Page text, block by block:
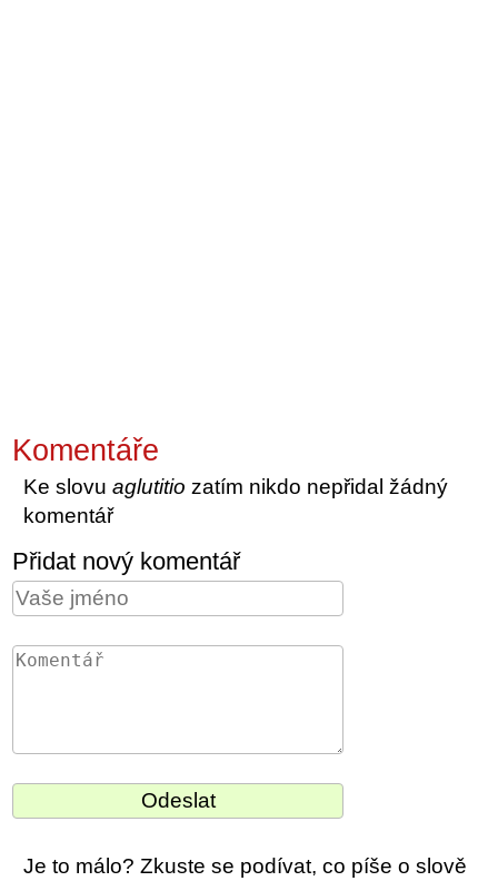
Komentáře
Ke slovuaglutitio zatím nikdo nepřidal žádný
komentář
Přidat nový komentář
Je to málo? Zkuste se podívat, co píše o slově